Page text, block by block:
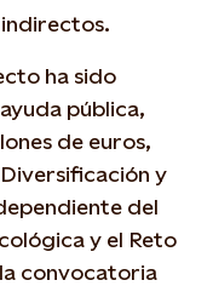
ha sido
pública,
de euros,
y
del
y el Reto
convocatoria